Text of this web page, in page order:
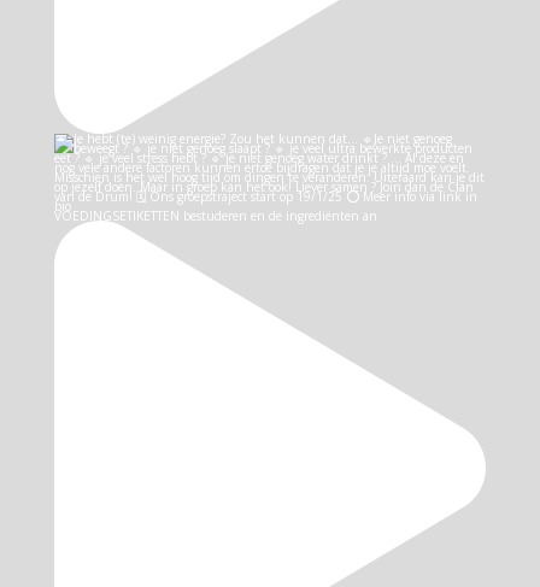
VOEDINGSETIKETTEN bestuderen en de ingrediënten an